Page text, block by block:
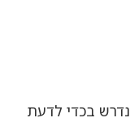
בכדי לדעת